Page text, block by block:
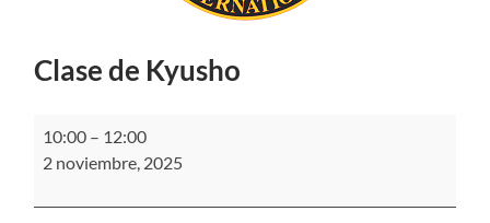
Clase de Kyusho
de
Kyusho
10:00 – 12:00
2 noviembre, 2025